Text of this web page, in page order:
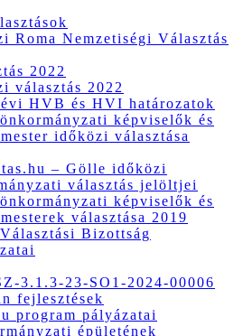
Roma Nemzetiségi Választás
2022
választás 2022
HVB és HVI határozatok
képviselők és
időközi választása
– Gölle időközi
választás jelöltjei
képviselők és
választása 2019
Bizottság
3.1.3-23-SO1-2024-00006
fejlesztések
program pályázatai
épületének